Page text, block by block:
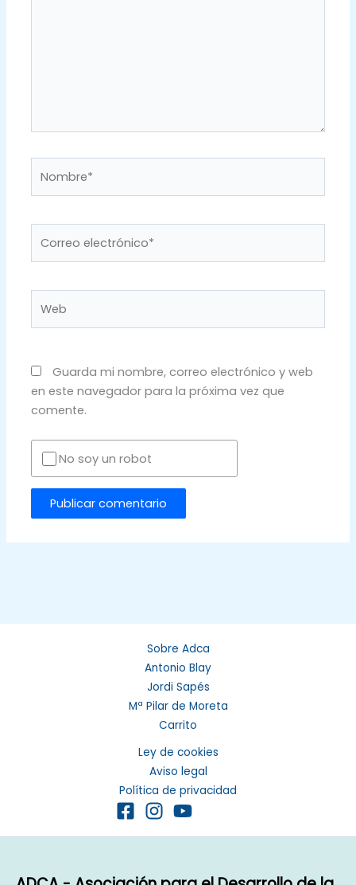
electrónico*
Guarda mi nombre, correo electrónico y web
en este navegador para la próxima vez que
comente.
No soy un robot
Sobre Adca
Antonio Blay
Jordi Sapés
Mª Pilar de Moreta
Carrito
Ley de cookies
Aviso legal
Política de privacidad